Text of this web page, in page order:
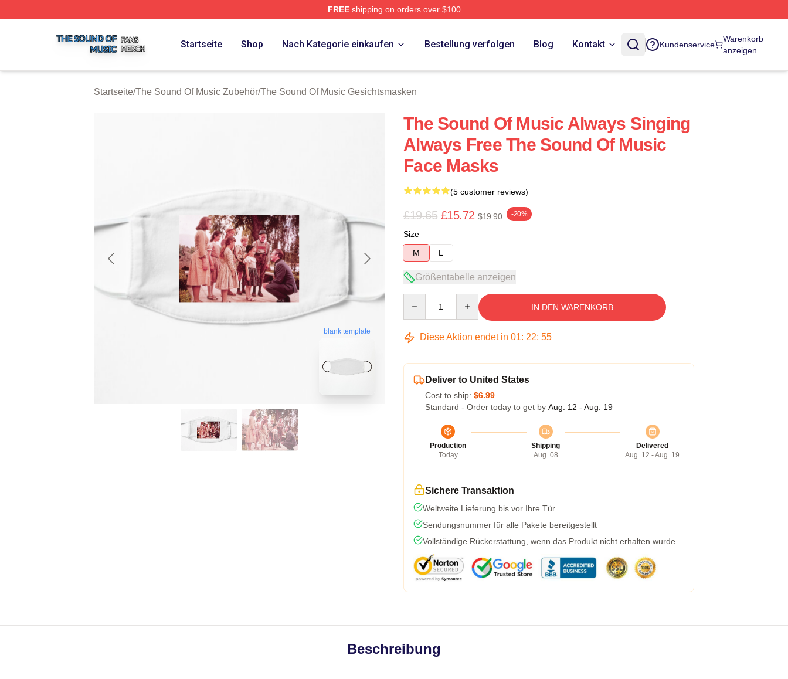
FREEshipping on orders over $100
Startseite Shop Nach Kategorie einkaufen Bestellung verfolgen Blog Kontakt Kundenservice
Warenkorb
anzeigen
Startseite/The Sound Of Music Zubehör/The Sound Of Music Gesichtsmasken
blank template
The Sound Of Music Always Singing
Always Free The Sound Of Music
Face Masks
(5 customer reviews)
£19.65 £15.72 $19.90 -20%
Size
M
L
Größentabelle anzeigen
IN DEN WARENKORB
Diese Aktion endet in 01: 22: 54
Deliver to United States
Cost to ship: $6.99
Standard - Order today to get by Aug. 12 - Aug. 19
Production
Today
Shipping
Aug. 08
Delivered
Aug. 12 - Aug. 19
Sichere Transaktion
Weltweite Lieferung bis vor Ihre Tür
Sendungsnummer für alle Pakete bereitgestellt
Vollständige Rückerstattung, wenn das Produkt nicht erhalten wurde
Beschreibung